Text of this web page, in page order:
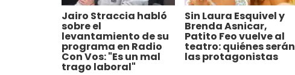
Jairo Straccia habló
sobre el
levantamiento de su
programa en Radio
Con Vos: "Es un mal
trago laboral"
Sin Laura Esquivel y
Brenda Asnicar,
Patito Feo vuelve al
teatro: quiénes serán
las protagonistas